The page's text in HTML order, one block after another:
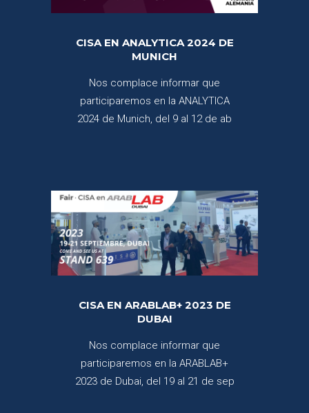
CISA EN ANALYTICA 2024 DE
MUNICH
Nos complace informar que
participaremos en la ANALYTICA
2024 de Munich, del 9 al 12 de ab
CISA EN ARABLAB+ 2023 DE
DUBAI
Nos complace informar que
participaremos en la ARABLAB+
2023 de Dubai, del 19 al 21 de sep